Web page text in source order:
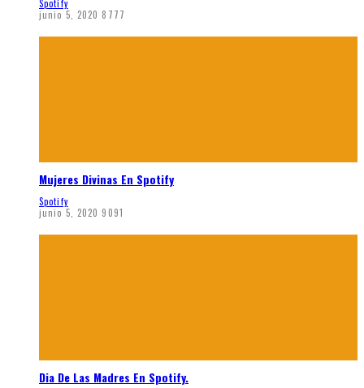
Spotify
junio 5, 2020 8777
Mujeres Divinas En Spotify
Spotify
junio 5, 2020 9091
Dia De Las Madres En Spotify.